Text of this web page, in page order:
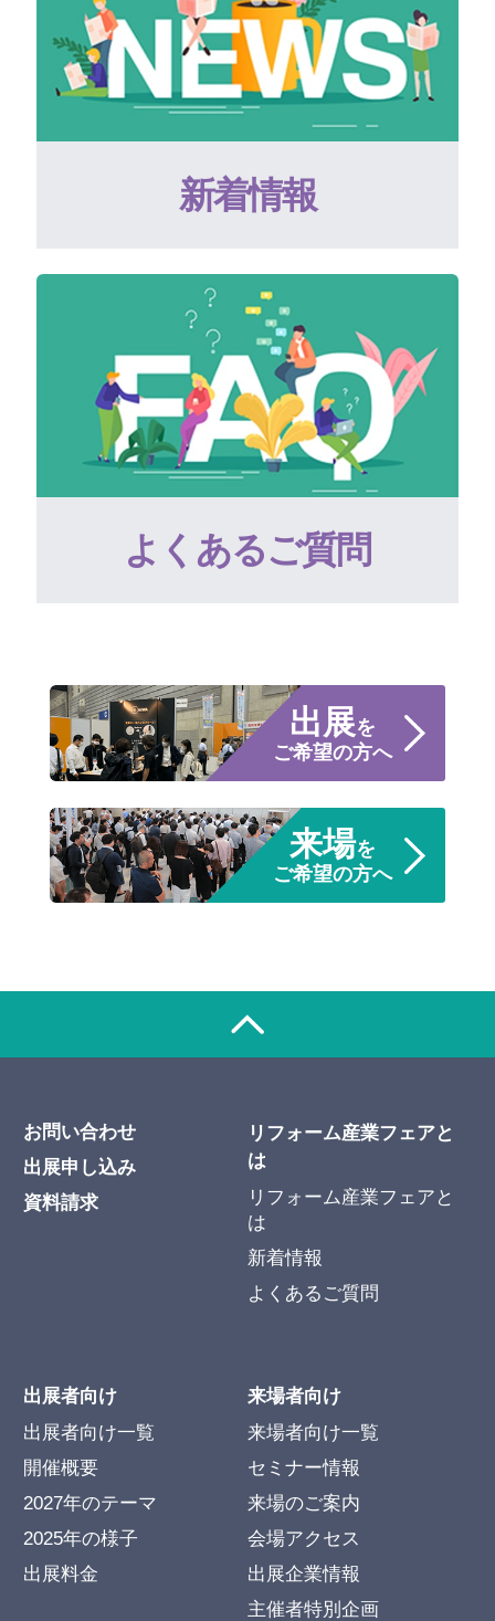
新着情報
よくあるご質問
出展を
ご希望の方へ
来場を
ご希望の方へ
お問い合わせ
出展申し込み
資料請求
リフォーム産業フェアと
は
リフォーム産業フェアと
は
新着情報
よくあるご質問
出展者向け
出展者向け一覧
開催概要
2027年のテーマ
2025年の様子
出展料金
来場者向け
来場者向け一覧
セミナー情報
来場のご案内
会場アクセス
出展企業情報
主催者特別企画